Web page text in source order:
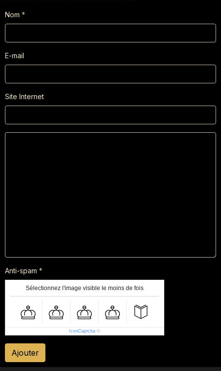
Nom
E-mail
Site Internet
Anti-spam
Sélectionnez l'image visible le moins de fois
IconCaptcha ©
Ajouter